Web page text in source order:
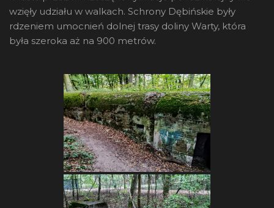
wzięły udziału w walkach. Schrony Dębińskie były
rdzeniem umocnień dolnej trasy doliny Warty, która
była szeroka aż na 900 metrów.